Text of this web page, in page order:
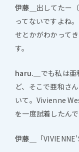
伊藤＿ 出してたー
ってないですよね
せとかがわかって
す。
haru.＿ でも私は
ど、そこで亜和さ
いて。Vivienne
を一度試着したん
伊藤＿ 「